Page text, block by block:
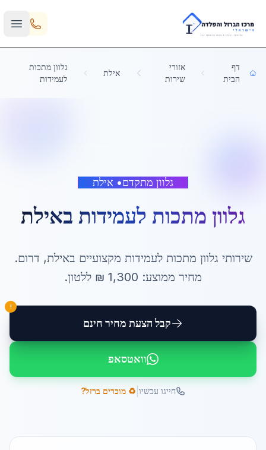
Skip to main content
דף
הבית
אזורי
שירות
אילת
גלוון מתכות
לעמידות
גלוון מתקדם• אילת
גלוון מתכות לעמידות באילת
שירותי גלוון מתכות לעמידות מקצועיים באילת, דרום.
מחיר ממוצע: 1,300 ₪ ללטון.
קבל הצעת מחיר חינם
!
וואטסאפ
חייגו עכשיו ♻️ מוכרים ברזל?